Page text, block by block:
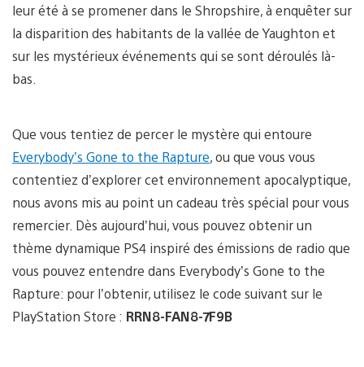
leur été à se promener dans le Shropshire, à enquêter sur
la disparition des habitants de la vallée de Yaughton et
sur les mystérieux événements qui se sont déroulés là-
bas.
Que vous tentiez de percer le mystère qui entoure
Everybody’s Gone to the Rapture, ou que vous vous
contentiez d’explorer cet environnement apocalyptique,
nous avons mis au point un cadeau très spécial pour vous
remercier. Dès aujourd’hui, vous pouvez obtenir un
thème dynamique PS4 inspiré des émissions de radio que
vous pouvez entendre dans Everybody’s Gone to the
Rapture: pour l’obtenir, utilisez le code suivant sur le
PlayStation Store : RRN8-FAN8-7F9B